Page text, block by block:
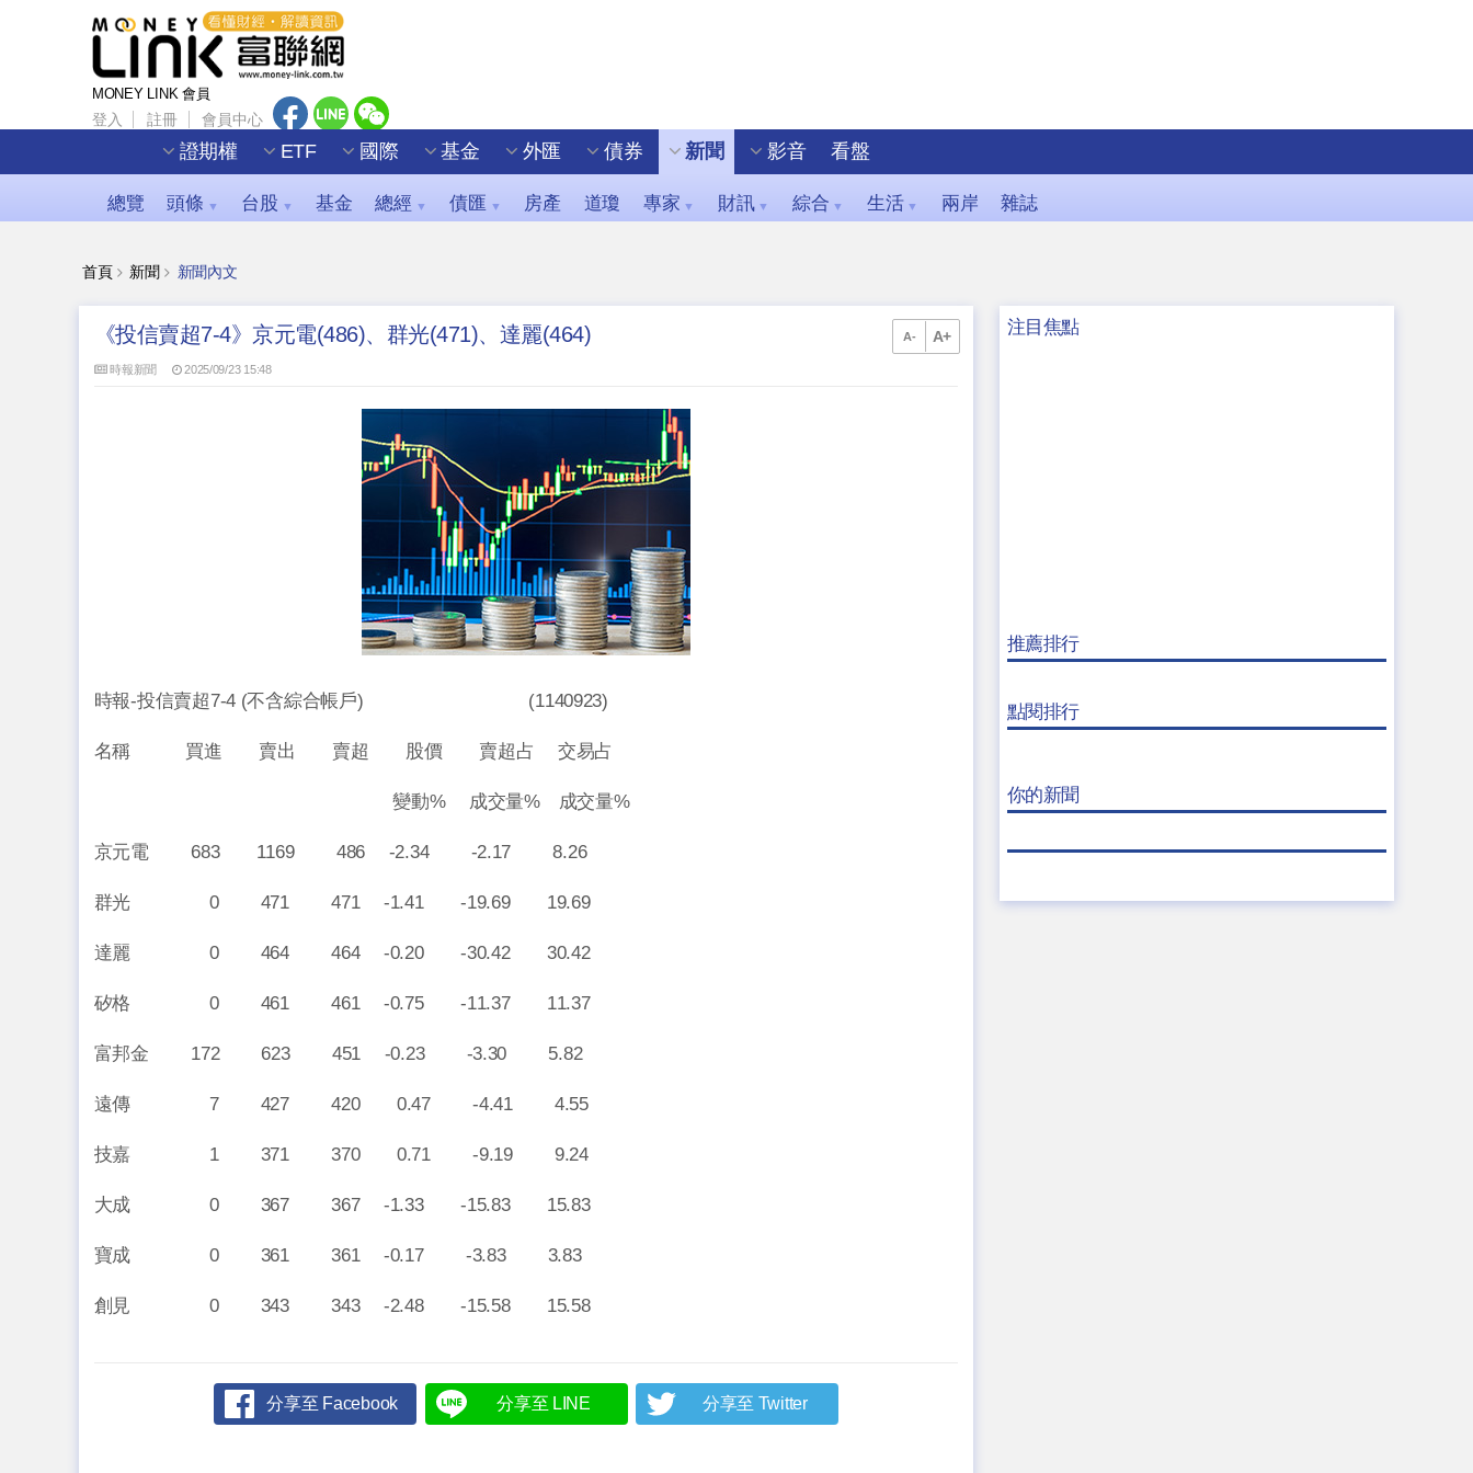
MONEY LINK 會員
登入 註冊 會員中心
證期權 ETF 國際 基金 外匯 債券 新聞 影音 看盤
總覽 頭條 ▼ 台股 ▼ 基金 總經 ▼ 債匯 ▼ 房產 道瓊 專家 ▼ 財訊 ▼ 綜合 ▼ 生活 ▼ 兩岸 雜誌
首頁 新聞 新聞內文
A- A+
《投信賣超7-4》京元電(486)、群光(471)、達麗(464)
時報新聞 2025/09/23 15:48
時報-投信賣超7-4 (不含綜合帳戶) (1140923)
名稱 買進 賣出 賣超 股價 賣超占 交易占
變動% 成交量% 成交量%
京元電 683 1169 486 -2.34 -2.17 8.26
群光 0 471 471 -1.41 -19.69 19.69
達麗 0 464 464 -0.20 -30.42 30.42
矽格 0 461 461 -0.75 -11.37 11.37
富邦金 172 623 451 -0.23 -3.30 5.82
遠傳 7 427 420 0.47 -4.41 4.55
技嘉 1 371 370 0.71 -9.19 9.24
大成 0 367 367 -1.33 -15.83 15.83
寶成 0 361 361 -0.17 -3.83 3.83
創見 0 343 343 -2.48 -15.58 15.58
分享至 Facebook 分享至 LINE 分享至 Twitter
注目焦點
推薦排行
點閱排行
你的新聞